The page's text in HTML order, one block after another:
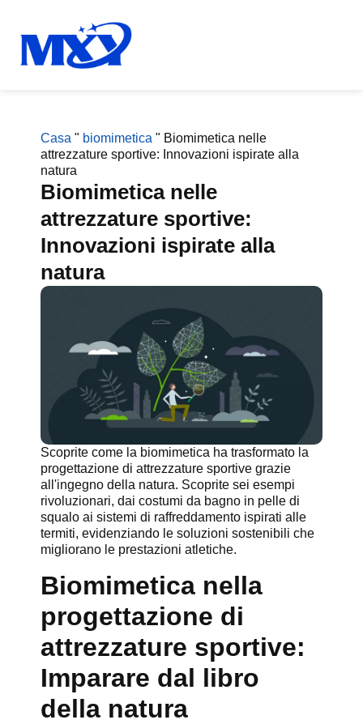
Casa " biomimetica " Biomimetica nelle
attrezzature sportive: Innovazioni ispirate alla
natura
Biomimetica nelle
attrezzature sportive:
Innovazioni ispirate alla
natura
Scoprite come la biomimetica ha trasformato la
progettazione di attrezzature sportive grazie
all'ingegno della natura. Scoprite sei esempi
rivoluzionari, dai costumi da bagno in pelle di
squalo ai sistemi di raffreddamento ispirati alle
termiti, evidenziando le soluzioni sostenibili che
migliorano le prestazioni atletiche.
Biomimetica nella
progettazione di
attrezzature sportive:
Imparare dal libro
della natura